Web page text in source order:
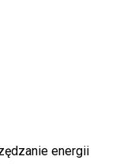
energii